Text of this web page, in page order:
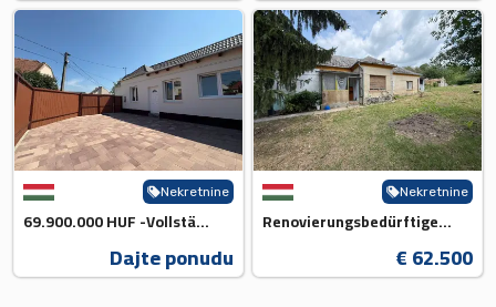
Nekretnine
69.900.000 HUF -Vollständig Re...
Dajte ponudu
Nekretnine
Renovierungsbedürftiges Backst...
€ 62.500